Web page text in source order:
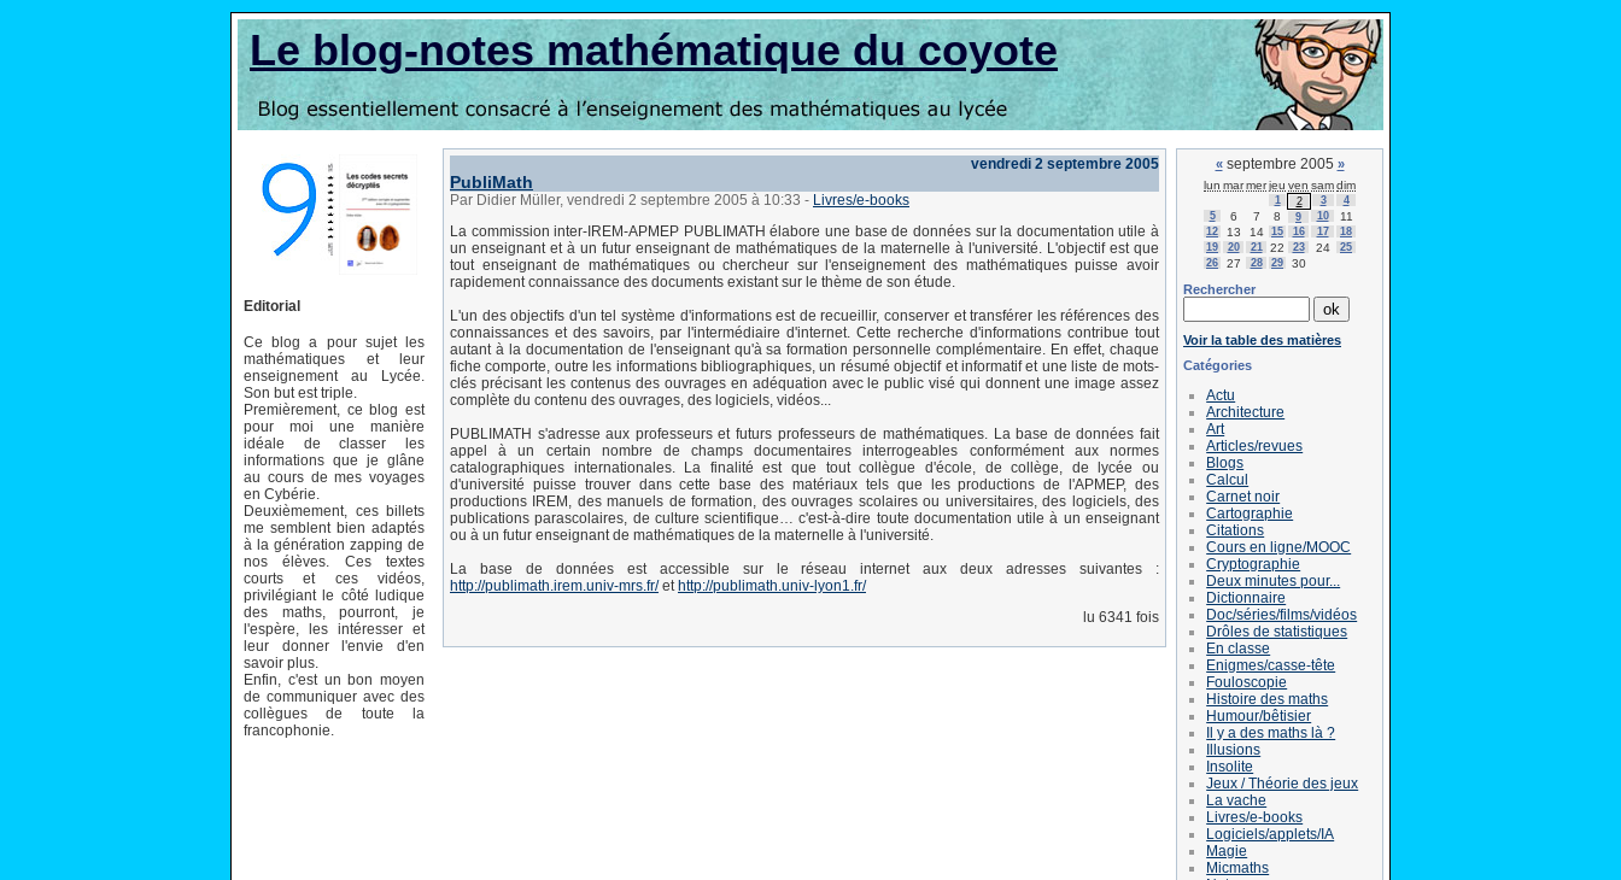
Le blog-notes mathématique du coyote
Editorial
Ce blog a pour sujet les
mathématiques et leur
enseignement au Lycée.
Son but est triple.
Premièrement, ce blog est
pour moi une manière
idéale de classer les
informations que je glâne
au cours de mes voyages
en Cybérie.
Deuxièmement, ces billets
me semblent bien adaptés
à la génération zapping de
nos élèves. Ces textes
courts et ces vidéos,
privilégiant le côté ludique
des maths, pourront, je
l'espère, les intéresser et
leur donner l'envie d'en
savoir plus.
Enfin, c'est un bon moyen
de communiquer avec des
collègues de toute la
francophonie.
vendredi 2 septembre 2005
PubliMath
Par Didier Müller, vendredi 2 septembre 2005 à 10:33 - Livres/e-books
La commission inter-IREM-APMEP PUBLIMATH élabore une base de données sur la documentation utile à
un enseignant et à un futur enseignant de mathématiques de la maternelle à l'université. L'objectif est que
tout enseignant de mathématiques ou chercheur sur l'enseignement des mathématiques puisse avoir
rapidement connaissance des documents existant sur le thème de son étude.
L'un des objectifs d'un tel système d'informations est de recueillir, conserver et transférer les références des
connaissances et des savoirs, par l'intermédiaire d'internet. Cette recherche d'informations contribue tout
autant à la documentation de l'enseignant qu'à sa formation personnelle complémentaire. En effet, chaque
fiche comporte, outre les informations bibliographiques, un résumé objectif et informatif et une liste de mots-
clés précisant les contenus des ouvrages en adéquation avec le public visé qui donnent une image assez
complète du contenu des ouvrages, des logiciels, vidéos...
PUBLIMATH s'adresse aux professeurs et futurs professeurs de mathématiques. La base de données fait
appel à un certain nombre de champs documentaires interrogeables conformément aux normes
catalographiques internationales. La finalité est que tout collègue d'école, de collège, de lycée ou
d'université puisse trouver dans cette base des matériaux tels que les productions de l'APMEP, des
productions IREM, des manuels de formation, des ouvrages scolaires ou universitaires, des logiciels, des
publications parascolaires, de culture scientifique… c'est-à-dire toute documentation utile à un enseignant
ou à un futur enseignant de mathématiques de la maternelle à l'université.
La base de données est accessible sur le réseau internet aux deux adresses suivantes :
http://publimath.irem.univ-mrs.fr/et http://publimath.univ-lyon1.fr/
lu 6341 fois
«septembre 2005 »
lun marmerjeu ven samdim
1 2 3
4
5
6 7 8 9 10 11
12 13 14 15 16 17
18
19
20 21 22 23 24
25
26
27 28 29 30
Rechercher
Voir la table des matières
Catégories
Actu
Architecture
Art
Articles/revues
Blogs
Calcul
Carnet noir
Cartographie
Citations
Cours en ligne/MOOC
Cryptographie
Deux minutes pour...
Dictionnaire
Doc/séries/films/vidéos
Drôles de statistiques
En classe
Enigmes/casse-tête
Fouloscopie
Histoire des maths
Humour/bêtisier
Il y a des maths là ?
Illusions
Insolite
Jeux / Théorie des jeux
La vache
Livres/e-books
Logiciels/applets/IA
Magie
Micmaths